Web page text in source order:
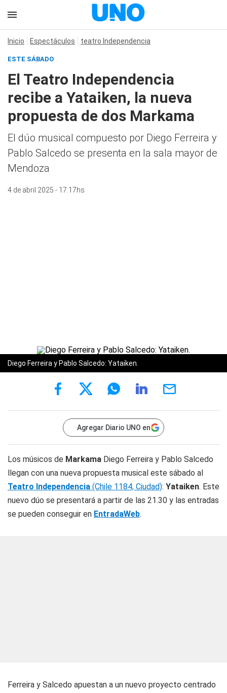
Inicio Espectáculos teatro Independencia
ESTE SÁBADO
El Teatro Independencia
recibe a Yataiken, la nueva
propuesta de dos Markama
El dúo musical compuesto por Diego Ferreira y
Pablo Salcedo se presenta en la sala mayor de
Mendoza
4 de abril 2025 - 17:17hs
Diego Ferreira y Pablo Salcedo: Yataiken.
Agregar Diario UNO en
Los músicos de Markama Diego Ferreira y Pablo Salcedo
llegan con una nueva propuesta musical este sábado al
Teatro Independencia (Chile 1184, Ciudad): Yataiken. Este
nuevo dúo se presentará a partir de las 21.30 y las entradas
se pueden conseguir en EntradaWeb.
Ferreira y Salcedo apuestan a un nuevo proyecto centrado